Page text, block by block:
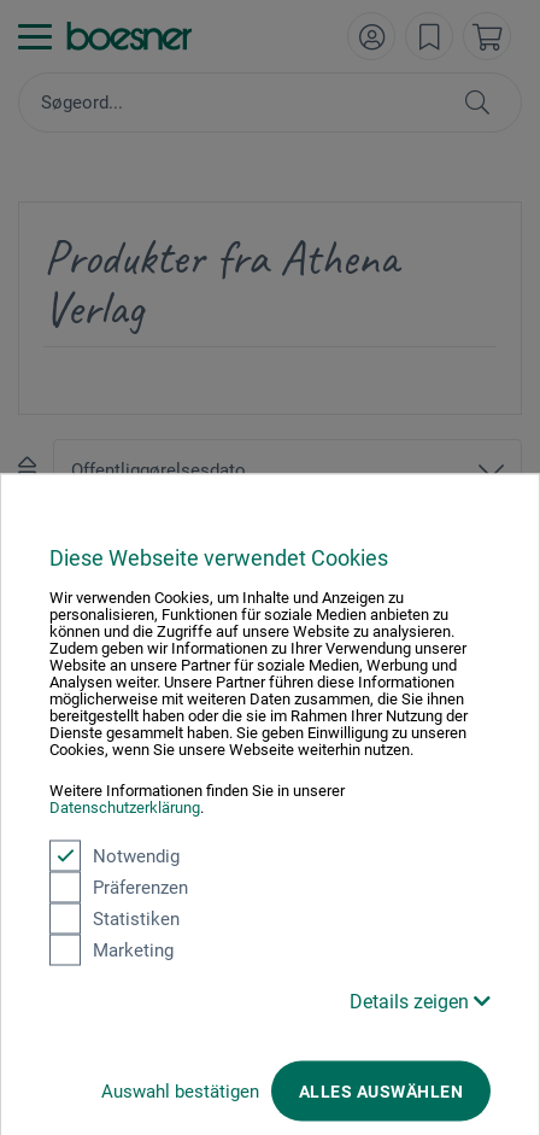
Diese Webseite verwendet Cookies
Wir verwenden Cookies, um Inhalte und Anzeigen zu
personalisieren, Funktionen für soziale Medien anbieten zu
können und die Zugriffe auf unsere Website zu analysieren.
Zudem geben wir Informationen zu Ihrer Verwendung unserer
Website an unsere Partner für soziale Medien, Werbung und
Analysen weiter. Unsere Partner führen diese Informationen
möglicherweise mit weiteren Daten zusammen, die Sie ihnen
bereitgestellt haben oder die sie im Rahmen Ihrer Nutzung der
Dienste gesammelt haben. Sie geben Einwilligung zu unseren
Cookies, wenn Sie unsere Webseite weiterhin nutzen.
Weitere Informationen finden Sie in unserer
Datenschutzerklärung.
Notwendig
Präferenzen
Statistiken
Marketing
Details zeigen
Auswahl bestätigen ALLES AUSWÄHLEN
Produkter fra Athena
Verlag
Absolut sikker
ANNULLER BESTILLING